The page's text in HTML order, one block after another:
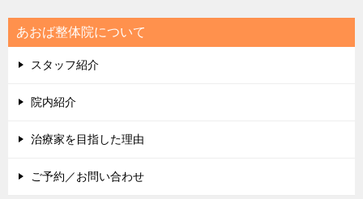
あおば整体院について
スタッフ紹介
院内紹介
治療家を目指した理由
ご予約／お問い合わせ